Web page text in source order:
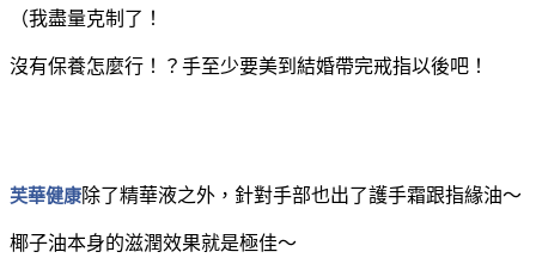
（我盡量克制了！
沒有保養怎麼行！？手至少要美到結婚帶完戒指以後吧！
芙華健康除了精華液之外，針對手部也出了護手霜跟指緣油～
椰子油本身的滋潤效果就是極佳～